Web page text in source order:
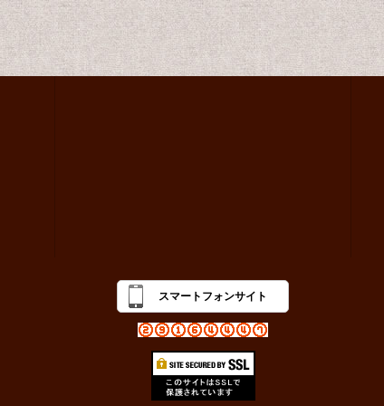
スマートフォンサイト